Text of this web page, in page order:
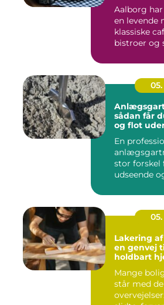
Aalborg
en levende
klassiske
bistroer og
sådan får
og flot
En
stor forskel
udseende
Lakering
en genvej
holdbart
Mange
står med